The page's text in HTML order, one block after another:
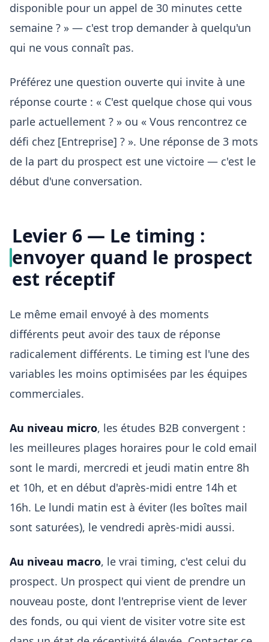
disponible pour un appel de 30 minutes cette
semaine ? » — c'est trop demander à quelqu'un
qui ne vous connaît pas.
Préférez une question ouverte qui invite à une
réponse courte : « C'est quelque chose qui vous
parle actuellement ? » ou « Vous rencontrez ce
défi chez [Entreprise] ? ». Une réponse de 3 mots
de la part du prospect est une victoire — c'est le
début d'une conversation.
Levier 6 — Le timing :
envoyer quand le prospect
est réceptif
Le même email envoyé à des moments
différents peut avoir des taux de réponse
radicalement différents. Le timing est l'une des
variables les moins optimisées par les équipes
commerciales.
Au niveau micro, les études B2B convergent :
les meilleures plages horaires pour le cold email
sont le mardi, mercredi et jeudi matin entre 8h
et 10h, et en début d'après-midi entre 14h et
16h. Le lundi matin est à éviter (les boîtes mail
sont saturées), le vendredi après-midi aussi.
Au niveau macro, le vrai timing, c'est celui du
prospect. Un prospect qui vient de prendre un
nouveau poste, dont l'entreprise vient de lever
des fonds, ou qui vient de visiter votre site est